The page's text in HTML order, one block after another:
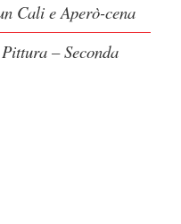
Cali e Aperò-cena
– Seconda